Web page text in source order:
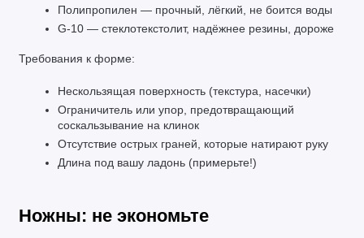
Полипропилен — прочный, лёгкий, не боится воды
G-10 — стеклотекстолит, надёжнее резины, дороже
Требования к форме:
Нескользящая поверхность (текстура, насечки)
Ограничитель или упор, предотвращающий
соскальзывание на клинок
Отсутствие острых граней, которые натирают руку
Длина под вашу ладонь (примерьте!)
Ножны: не экономьте